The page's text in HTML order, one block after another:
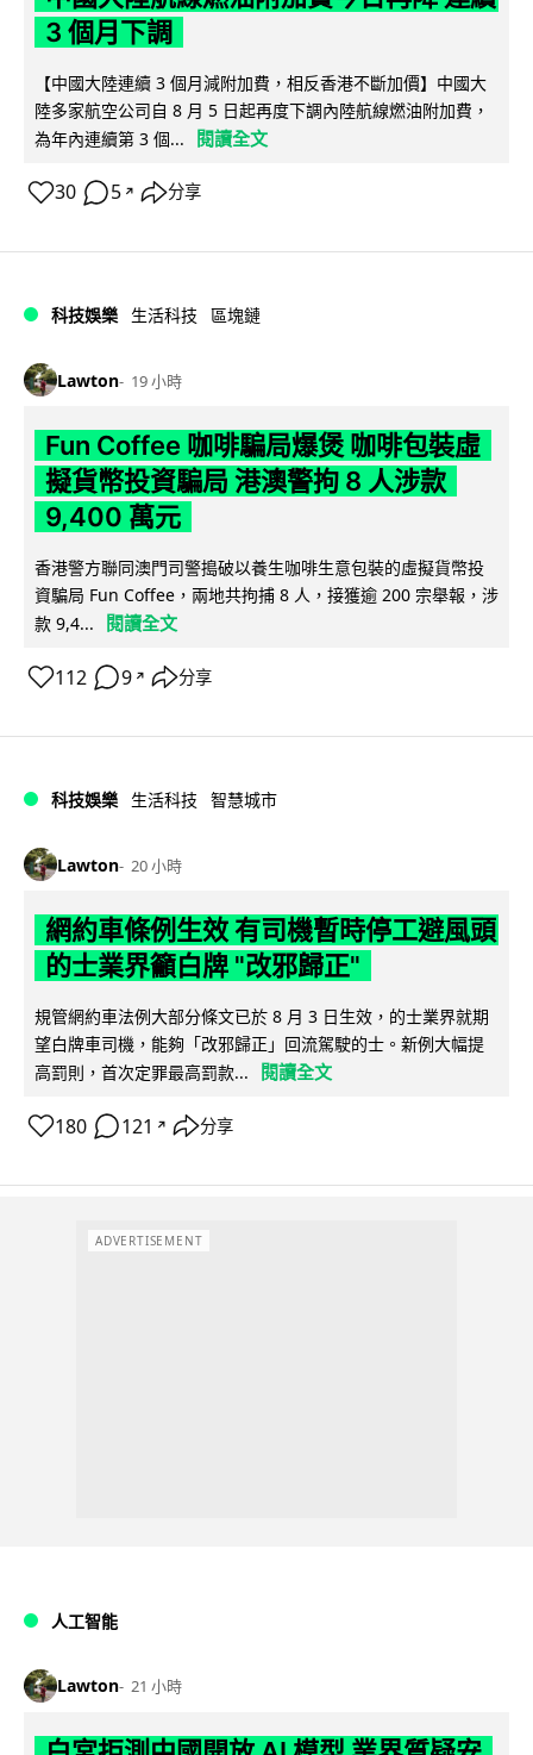
3 個月下調
【中國大陸連續 3 個月減附加費，相反香港不斷加價】中國大
陸多家航空公司自 8 月 5 日起再度下調內陸航線燃油附加費，
為年內連續第 3 個...
閱讀全文
30 5 ↗ 分享
科技娛樂 生活科技 區塊鏈
Lawton 19 小時
Fun Coffee 咖啡騙局爆煲 咖啡包裝虛
擬貨幣投資騙局 港澳警拘 8 人涉款
9,400 萬元
香港警方聯同澳門司警搗破以養生咖啡生意包裝的虛擬貨幣投
資騙局 Fun Coffee，兩地共拘捕 8 人，接獲逾 200 宗舉報，涉
款 9,4...
閱讀全文
112 9 ↗ 分享
科技娛樂 生活科技 智慧城市
Lawton 20 小時
網約車條例生效 有司機暫時停工避風頭
的士業界籲白牌 "改邪歸正"
規管網約車法例大部分條文已於 8 月 3 日生效，的士業界就期
望白牌車司機，能夠「改邪歸正」回流駕駛的士。新例大幅提
高罰則，首次定罪最高罰款...
閱讀全文
180 121 ↗ 分享
ADVERTISEMENT
人工智能
Lawton 21 小時